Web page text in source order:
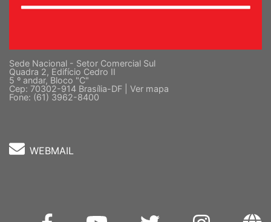
Sede Nacional - Setor Comercial Sul
Quadra 2, Edifício Cedro II
5 º andar, Bloco "C"
Cep: 70302-914 Brasília-DF | Ver mapa
Fone: (61) 3962-8400
WEBMAIL